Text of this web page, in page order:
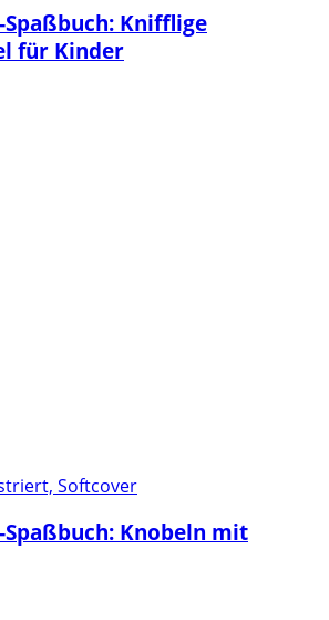
Spaßbuch: Knifflige
für Kinder
Softcover
Spaßbuch: Knobeln mit